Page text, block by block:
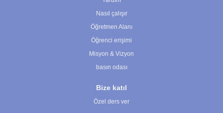
Nasıl çalışır
Öğretmen Alanı
Öğrenci erişimi
Misyon & Vizyon
basın odası
Bize katıl
Özel ders ver